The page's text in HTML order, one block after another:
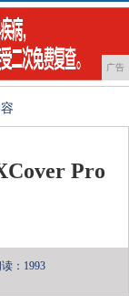
广告
Pro
读：1993